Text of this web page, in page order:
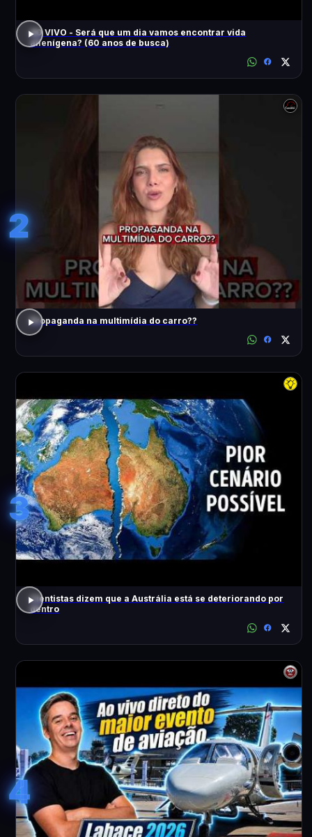
AO VIVO - Será que um dia vamos encontrar vida
alienígena? (60 anos de busca)
2
Propaganda na multimídia do carro??
3
Cientistas dizem que a Austrália está se deteriorando por
dentro
4